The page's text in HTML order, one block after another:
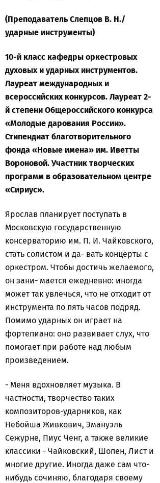
(Преподаватель Слепцов В. Н./
ударные инструменты)
10-й класс кафедры оркестровых
духовых и ударных инструментов.
Лауреат международных и
всероссийских конкурсов. Лауреат 2-
й степени Общероссийского конкурса
«Молодые дарования России».
Стипендиат благотворительного
фонда «Новые имена» им. Иветты
Вороновой. Участник творческих
программ в образовательном центре
«Сириус».
Ярослав планирует поступать в
Московскую государственную
консерваторию им. П. И. Чайковского,
стать солистом и да- вать концерты с
оркестром. Чтобы достичь желаемого,
он зани- мается ежедневно: иногда
может так увлечься, что не отходит от
инструмента по пять часов подряд.
Помимо ударных он играет на
фортепиано: оно развивает слух, что
помогает при работе над любым
произведением.
- Меня вдохновляет музыка. В
частности, творчество таких
композиторов-ударников, как
Небойша Живкович, Эмануэль
Сежурне, Пиус Ченг, а также великие
классики - Чайковский, Шопен, Лист и
многие другие. Иногда даже сам что-
нибудь сочиняю, благодаря своему